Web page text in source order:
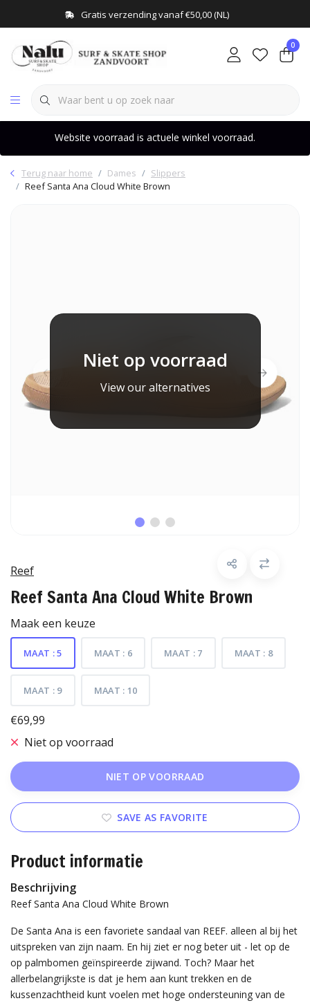
Gratis verzending vanaf €50,00 (NL)
0
Website voorraad is actuele winkel voorraad.
Terug naar home Dames
Slippers
Reef Santa Ana Cloud White Brown
Niet op voorraad
View our alternatives
Reef
Reef Santa Ana Cloud White Brown
Maak een keuze
MAAT : 5 MAAT : 6 MAAT : 7 MAAT : 8
MAAT : 9 MAAT : 10
€69,99
Niet op voorraad
NIET OP VOORRAAD
SAVE AS FAVORITE
Product informatie
Beschrijving
Reef Santa Ana Cloud White Brown
De Santa Ana is een favoriete sandaal van REEF. alleen al bij het
uitspreken van zijn naam. En hij ziet er nog beter uit - let op de
op palmbomen geïnspireerde zijwand. Toch? Maar het
allerbelangrijkste is dat je hem aan kunt trekken en de
kussenzachtheid kunt voelen met hoge ondersteuning van de